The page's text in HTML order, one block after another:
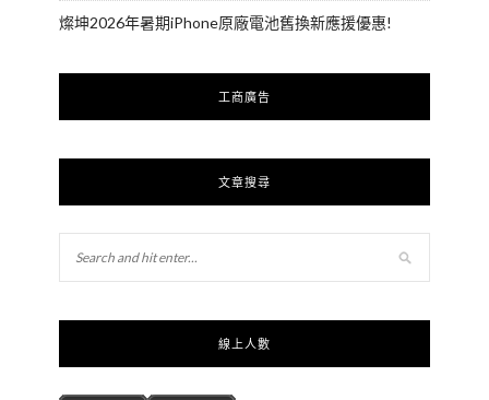
燦坤2026年暑期iPhone原廠電池舊換新應援優惠!
工商廣告
文章搜尋
線上人數